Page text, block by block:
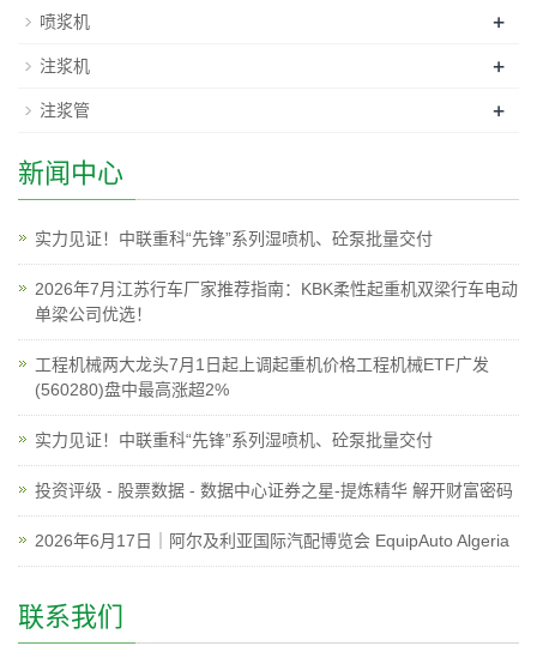
喷浆机 +
注浆机 +
注浆管 +
新闻中心
实力见证！中联重科“先锋”系列湿喷机、砼泵批量交付
2026年7月江苏行车厂家推荐指南：KBK柔性起重机双梁行车电动
单梁公司优选！
工程机械两大龙头7月1日起上调起重机价格工程机械ETF广发
(560280)盘中最高涨超2%
实力见证！中联重科“先锋”系列湿喷机、砼泵批量交付
投资评级 - 股票数据 - 数据中心证券之星-提炼精华 解开财富密码
2026年6月17日｜阿尔及利亚国际汽配博览会 EquipAuto Algeria
联系我们